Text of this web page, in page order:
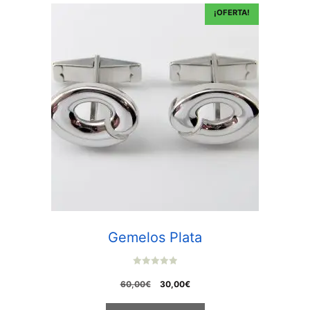
¡OFERTA!
Gemelos Plata
o
u
o
60,00€
El
precio
30,00€El
precio